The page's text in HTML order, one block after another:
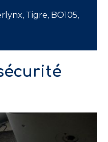
Tigre, BO105,